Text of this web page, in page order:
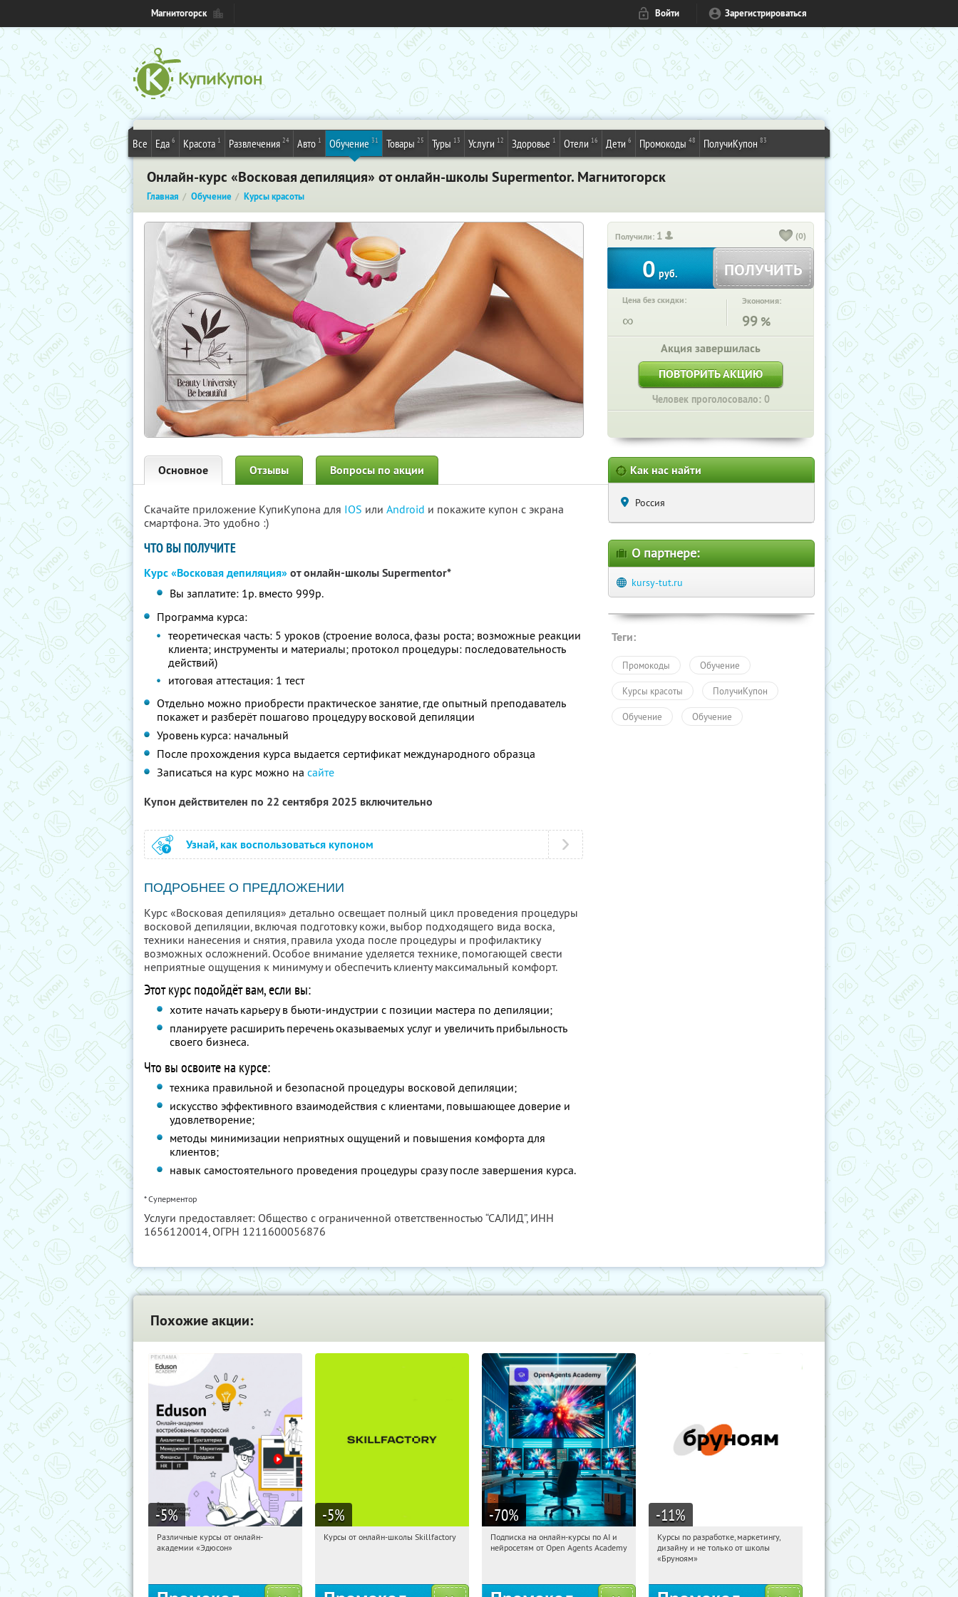
Магнитогорск Войти Зарегистрироваться
Все Еда 6 Красота 1 Развлечения 24 Авто 1 Обучение 31 Товары 25 Туры 13 Услуги 12 Здоровье 1 Отели 16 Дети 6 Промокоды 48 ПолучиКупон 83
Онлайн-курс «Восковая депиляция» от онлайн-школы Supermentor. Магнитогорск
Главная Обучение Курсы красоты
Получили: 1 (0)
0 руб. ПОЛУЧИТЬ
Цена без скидки:
∞
Экономия:
99 %
Акция завершилась
ПОВТОРИТЬ АКЦИЮ
Человек проголосовало: 0
Основное Отзывы Вопросы по акции
Скачайте приложение КупиКупона для IOS или Android и покажите купон с экрана
смартфона. Это удобно :)
ЧТО ВЫ ПОЛУЧИТЕ
Курс «Восковая депиляция»от онлайн-школы Supermentor*
Вы заплатите: 1р. вместо 999р.
Программа курса:
теоретическая часть: 5 уроков (строение волоса, фазы роста; возможные реакции
клиента; инструменты и материалы; протокол процедуры: последовательность
действий)
итоговая аттестация: 1 тест
Отдельно можно приобрести практическое занятие, где опытный преподаватель
покажет и разберёт пошагово процедуру восковой депиляции
Уровень курса: начальный
После прохождения курса выдается сертификат международного образца
Записаться на курс можно на сайте
Купон действителен по 22 сентября 2025 включительно
Узнай, как воспользоваться купоном
ПОДРОБНЕЕ О ПРЕДЛОЖЕНИИ
Курс «Восковая депиляция» детально освещает полный цикл проведения процедуры
восковой депиляции, включая подготовку кожи, выбор подходящего вида воска,
техники нанесения и снятия, правила ухода после процедуры и профилактику
возможных осложнений. Особое внимание уделяется технике, помогающей свести
неприятные ощущения к минимуму и обеспечить клиенту максимальный комфорт.
Этот курс подойдёт вам, если вы:
хотите начать карьеру в бьюти-индустрии с позиции мастера по депиляции;
планируете расширить перечень оказываемых услуг и увеличить прибыльность
своего бизнеса.
Что вы освоите на курсе:
техника правильной и безопасной процедуры восковой депиляции;
искусство эффективного взаимодействия с клиентами, повышающее доверие и
удовлетворение;
методы минимизации неприятных ощущений и повышения комфорта для
клиентов;
навык самостоятельного проведения процедуры сразу после завершения курса.
* Суперментор
Услуги предоставляет: Общество с ограниченной ответственностью “САЛИД”, ИНН
1656120014, ОГРН 1211600056876
Как нас найти
Россия
О партнере:
kursy-tut.ru
Теги:
Промокоды Обучение
Курсы красоты ПолучиКупон
Обучение Обучение
Похожие акции:
-5%
19:28:26 Получили:
Различные курсы от онлайн-
академии «Эдюсон»
-5%
19:28:26
Получи первым!
Курсы от онлайн-школы Skillfactory
-70%
19:28:26 Получили:
Подписка на онлайн-курсы по AI и
нейросетям от Open Agents Academy
-11%
19:28:26
Получи первым!
Россия
Курсы по разработке, маркетингу,
дизайну и не только от школы
«Бруноям»